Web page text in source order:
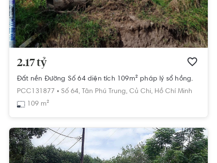
2.17 tỷ
Đất nền Đường Số 64 diện tích 109m² pháp lý sổ hồng.
PCC131877 • Số 64, Tân Phú Trung, Củ Chi, Hồ Chí Minh
109 m²